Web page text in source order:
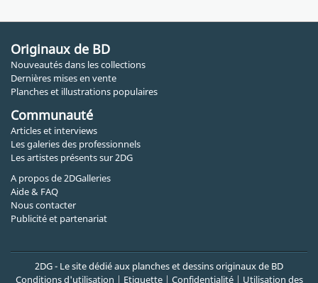
Originaux de BD
Nouveautés dans les collections
Dernières mises en vente
Planches et illustrations populaires
Communauté
Articles et interviews
Les galeries des professionnels
Les artistes présents sur 2DG
A propos de 2DGalleries
Aide & FAQ
Nous contacter
Publicité et partenariat
2DG - Le site dédié aux planches et dessins originaux de BD
Conditions d'utilisation | Etiquette| Confidentialité| Utilisation des